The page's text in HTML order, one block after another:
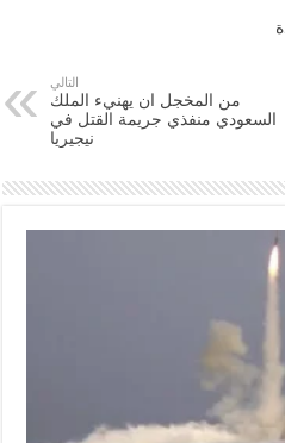
التالي
من المخجل ان يهنيء الملك
السعودي منفذي جريمة القتل في
نيجيريا